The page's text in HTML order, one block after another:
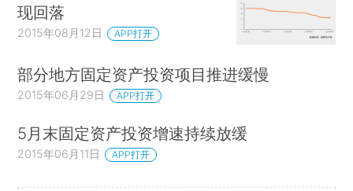
现回落
2015年08月12日 APP打开
部分地方固定资产投资项目推进缓慢
2015年06月29日 APP打开
5月末固定资产投资增速持续放缓
2015年06月11日 APP打开